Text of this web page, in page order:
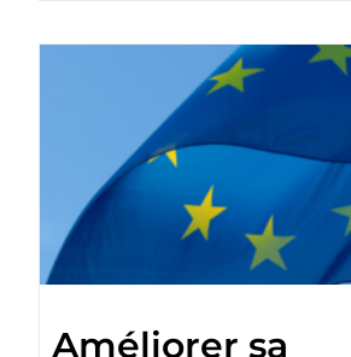
Améliorer sa